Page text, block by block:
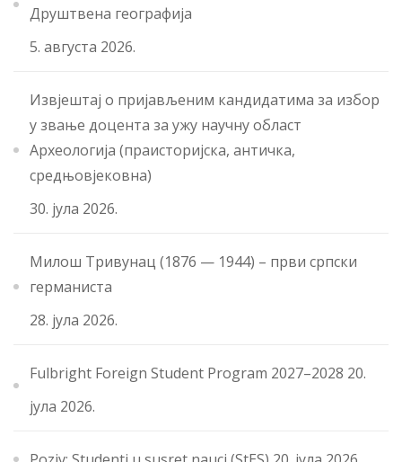
Друштвена географија
5. августа 2026.
Извјештај о пријављеним кандидатима за избор
у звање доцента за ужу научну област
Археологија (праисторијска, античка,
средњовјековна)
30. јула 2026.
Милош Тривунац (1876 — 1944) – први српски
германиста
28. јула 2026.
Fulbright Foreign Student Program 2027–2028 20.
јула 2026.